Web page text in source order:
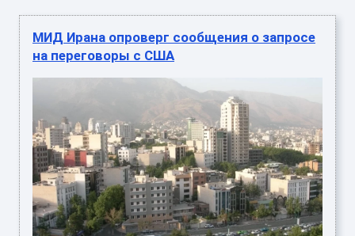
МИД Ирана опроверг сообщения о запросе
на переговоры с США